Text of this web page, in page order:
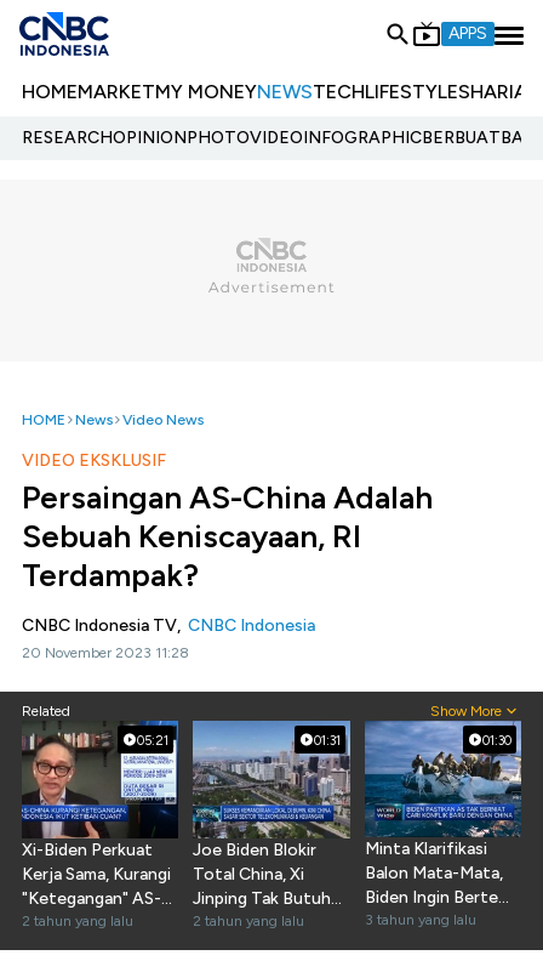
APPS
HOMEMARKETMY MONEYNEWSTECHLIFESTYLESHARIA
RESEARCHOPINIONPHOTOVIDEOINFOGRAPHIC
HOME News Video News
VIDEO EKSKLUSIF
Persaingan AS-China Adalah
Sebuah Keniscayaan, RI
Terdampak?
CNBC Indonesia TV, CNBC Indonesia
20 November 2023 11:28
Related Show More
05:21
Xi-Biden Perkuat
Kerja Sama, Kurangi
"Ketegangan" AS-
China?
2 tahun yang lalu
01:31
Joe Biden Blokir
Total China, Xi
Jinping Tak Butuh
Amerika
2 tahun yang lalu
01:30
Minta Klarifikasi
Balon Mata-Mata,
Biden Ingin Bertemu
Xi
3 tahun yang lalu